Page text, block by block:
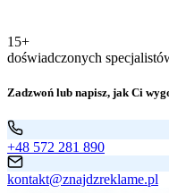
15+
doświadczonych
Zadzwoń lub napisz, jak Ci
+48 572 281 890
kontakt@znajdzreklame.pl